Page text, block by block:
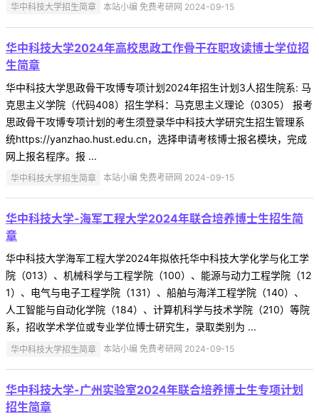
华中科技大学招生简章 本站小编 免费考研网 2024-09-15
华中科技大学2024年高校思政工作骨干在职攻读博士学位招
生简章
华中科技大学思政骨干攻博专项计划2024年招生计划3人招生院系: 马
克思主义学院（代码408）招生学科：马克思主义理论（0305） 报考
思政骨干攻博专项计划的考生须登录华中科技大学研究生招生管理系
统https://yanzhao.hust.edu.cn，选择申请考核博士报名模块，完成
网上报名程序。报 ...
华中科技大学招生简章 本站小编 免费考研网 2024-09-15
华中科技大学-海军工程大学2024年联合培养博士生招生简
章
华中科技大学海军工程大学2024年拟依托华中科技大学化学与化工学
院（013）、机械科学与工程学院（100）、能源与动力工程学院（12
1）、电气与电子工程学院（131）、船舶与海洋工程学院（140）、
人工智能与自动化学院（184）、计算机科学与技术学院（210）等院
系，招收学术学位或专业学位博士研究生，录取类别为 ...
华中科技大学招生简章 本站小编 免费考研网 2024-09-15
华中科技大学-广州实验室2024年联合培养博士生专项计划
招生简章